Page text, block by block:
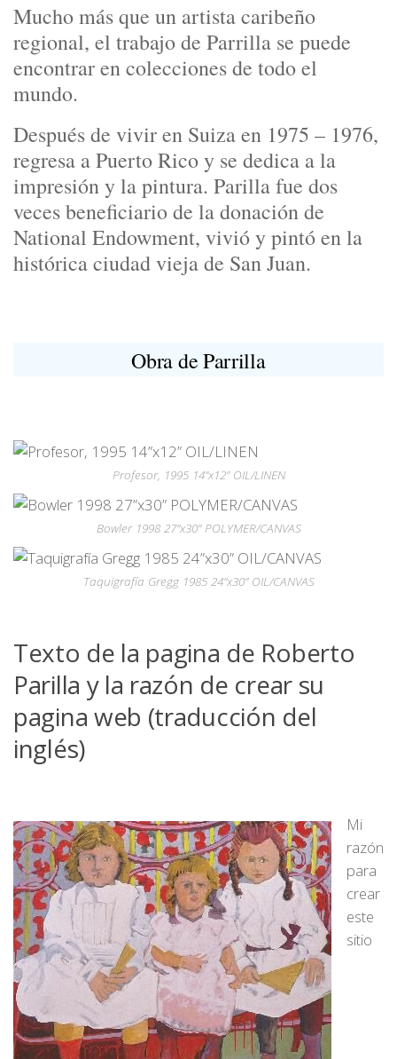
Mucho más que un artista caribeño
regional, el trabajo de Parrilla se puede
encontrar en colecciones de todo el
mundo.
Después de vivir en Suiza en 1975 – 1976,
regresa a Puerto Rico y se dedica a la
impresión y la pintura. Parilla fue dos
veces beneficiario de la donación de
National Endowment, vivió y pintóen la
histórica ciudad vieja de San Juan.
Obra de Parrilla
Profesor, 1995 14”x12” OIL/LINEN
Bowler 1998 27”x30” POLYMER/CANVAS
Taquigrafía Gregg 1985 24”x30” OIL/CANVAS
Texto de la pagina de Roberto
Parilla y la razón de crear su
pagina web (traducción del
inglés)
Mi
razón
para
crear
este
sitio